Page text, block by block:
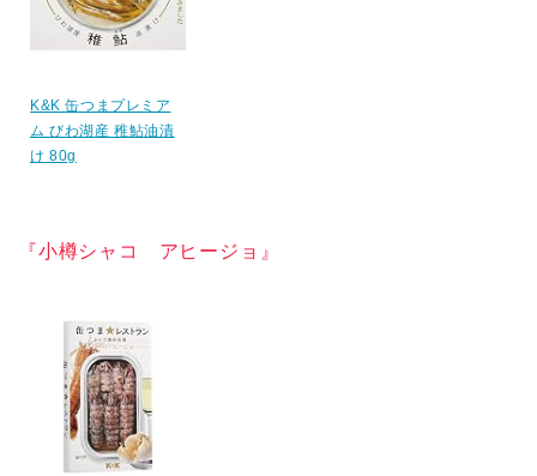
K&K 缶つまプレミア
ム びわ湖産 稚鮎油漬
け 80g
『小樽シャコ アヒージョ』